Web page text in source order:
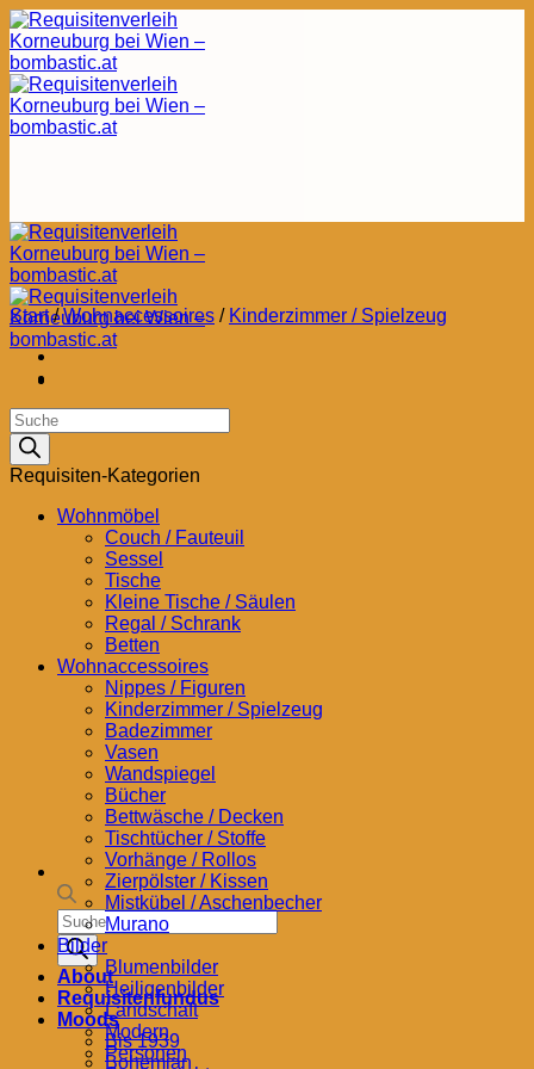
Zum
Inhalt
springen
Products
search
About
Requisitenfundus
Moods
Bis 1939
Bohemian
Start / Wohnaccessoires / Kinderzimmer / Spielzeug
Products
search
Requisiten-Kategorien
Wohnmöbel
Couch / Fauteuil
Sessel
Tische
Kleine Tische / Säulen
Regal / Schrank
Betten
Wohnaccessoires
Nippes / Figuren
Kinderzimmer / Spielzeug
Badezimmer
Vasen
Wandspiegel
Bücher
Bettwäsche / Decken
Tischtücher / Stoffe
Vorhänge / Rollos
Zierpölster / Kissen
Mistkübel / Aschenbecher
Murano
Bilder
Blumenbilder
Heiligenbilder
Landschaft
Modern
Personen